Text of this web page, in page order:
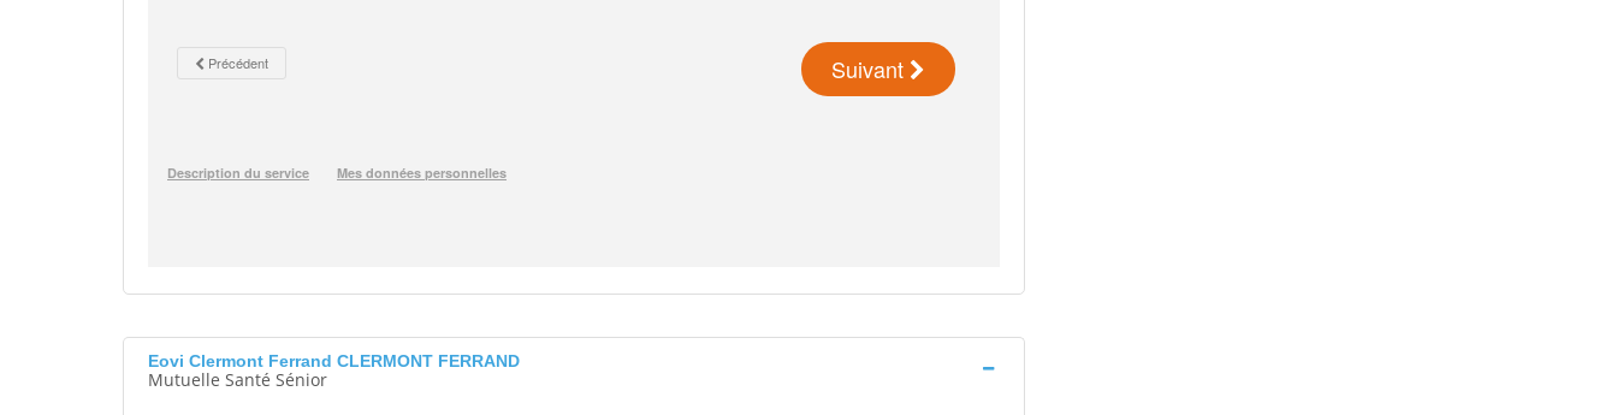
Eovi Clermont Ferrand CLERMONT FERRAND
Mutuelle Santé Sénior